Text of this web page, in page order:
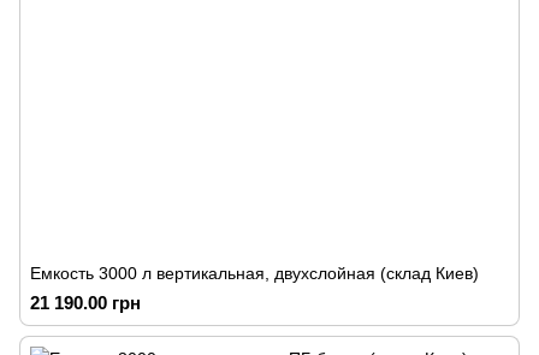
Емкость 3000 л вертикальная, двухслойная (склад Киев)
21 190.00 грн